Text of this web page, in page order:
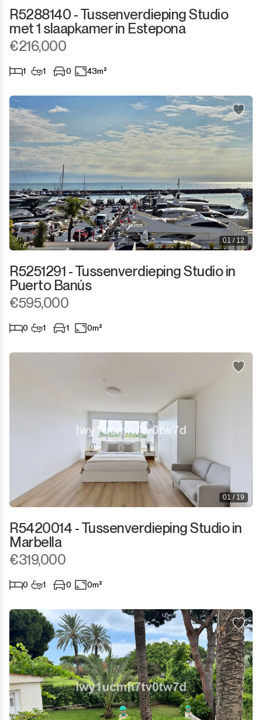
Sotogrande Marina
Sotogrande Puerto
Torreguadiaro
Castellar de la Frontera
Jimena de la Frontera
Tarifa
R5288140 - Tussenverdieping Studio
met 1 slaapkamer in Estepona
€216,000
1 1 0 43m²
01 / 12
R5251291 - Tussenverdieping Studio in
Puerto Banús
€595,000
0 1 1 0m²
01 / 19
R5420014 - Tussenverdieping Studio in
Marbella
€319,000
0 1 0 0m²